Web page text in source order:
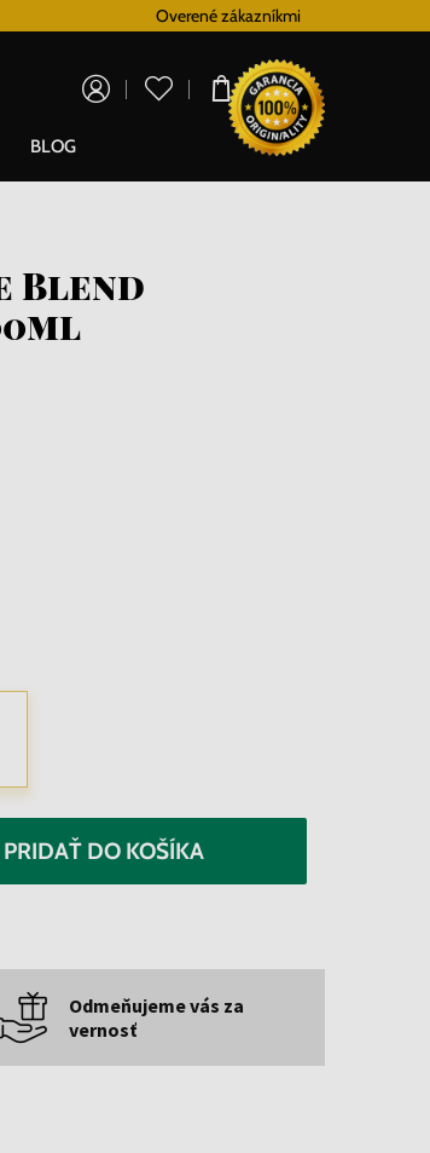
Overené zákazníkmi
0,00 €
BLOG
Blend
PRIDAŤ DO KOŠÍKA
Odmeňujeme vás za
vernosť